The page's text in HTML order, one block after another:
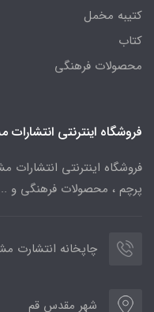
کتیبه مخمل
کتاب
محصولات فرهنگی
فروشگاه اینترنتی انتشارات
فروشگاه اینترنتی انتشارات
پرچم ، محصولات فرهنگی و
چاپخانه انتشارت مشهور
شهر مقدس قم